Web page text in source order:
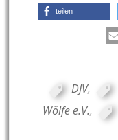
teilen
DJV,
Wölfe e.V.,